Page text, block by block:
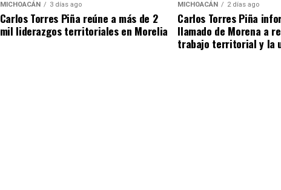
MICHOACÁN 3 días ago
Carlos Torres Piña reúne a más de 2
mil liderazgos territoriales en Morelia
MICHOACÁN 2 días ago
Carlos Torres Piña
llamado de Morena a
trabajo territorial y la